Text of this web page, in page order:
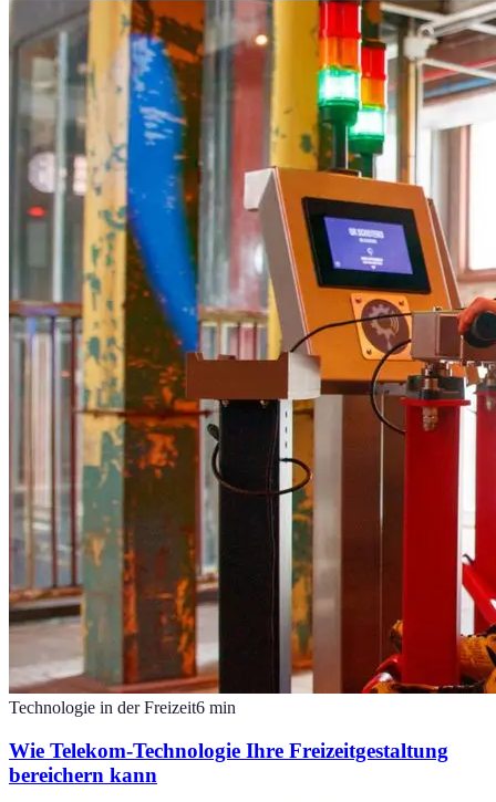
Technologie in der Freizeit6 min
Wie Telekom-Technologie Ihre Freizeitgestaltung
bereichern kann